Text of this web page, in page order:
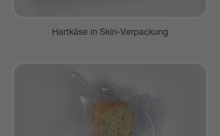
Hartkäse in Skin-Verpackung